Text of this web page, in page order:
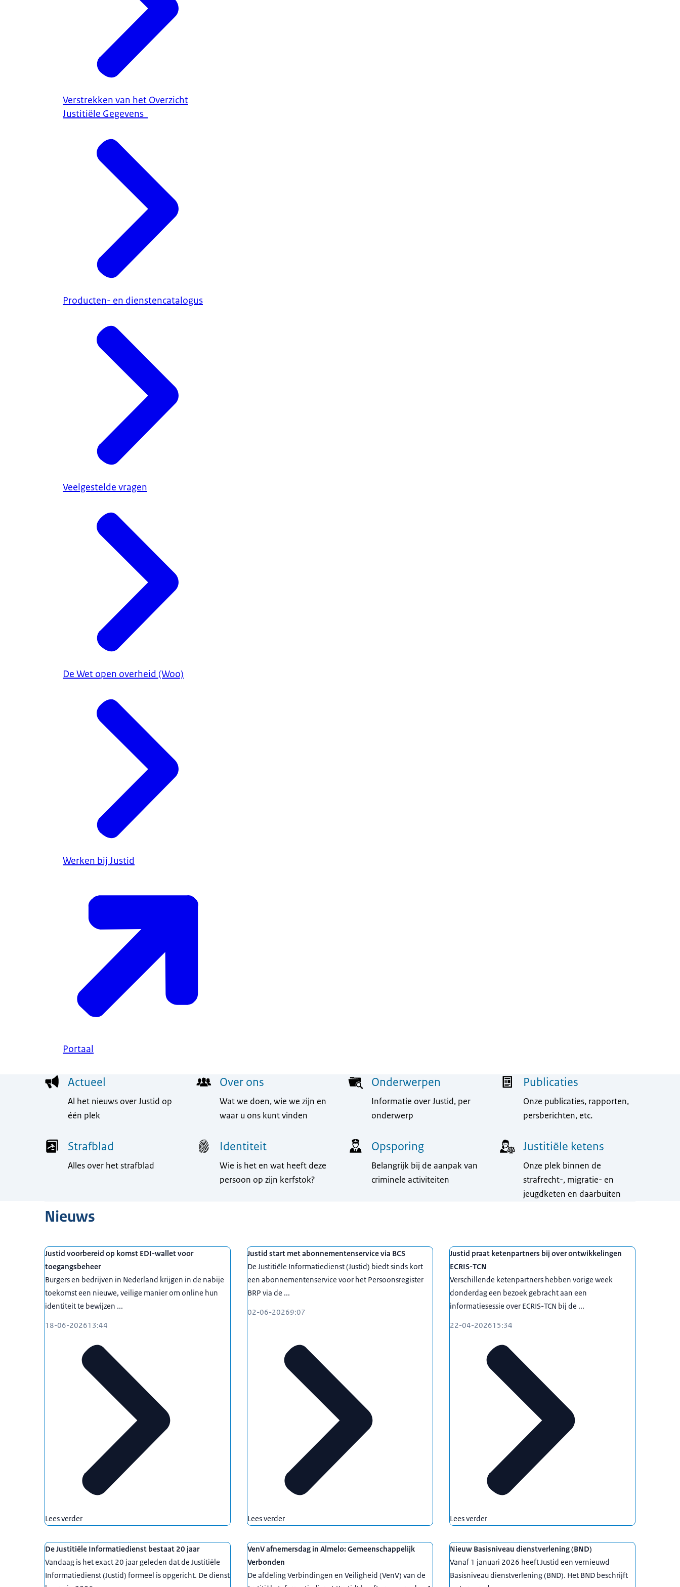
Verstrekken van het Overzicht
Justitiële Gegevens
Producten- en dienstencatalogus
Veelgestelde vragen
De Wet open overheid (Woo)
Werken bij Justid
Portaal
Actueel
Al het nieuws over Justid op
één plek
Over ons
Wat we doen, wie we zijn en
waar u ons kunt vinden
Onderwerpen
Informatie over Justid, per
onderwerp
Publicaties
Onze publicaties, rapporten,
persberichten, etc.
Strafblad
Alles over het strafblad
Identiteit
Wie is het en wat heeft deze
persoon op zijn kerfstok?
Opsporing
Belangrijk bij de aanpak van
criminele activiteiten
Justitiële ketens
Onze plek binnen de
strafrecht-, migratie- en
jeugdketen en daarbuiten
Nieuws
Justid voorbereid op komst EDI-wallet voor
toegangsbeheer
Burgers en bedrijven in Nederland krijgen in de nabije
toekomst een nieuwe, veilige manier om online hun
identiteit te bewijzen ...
18-06-202613:44
Lees verder
Justid start met abonnementenservice via BCS
De Justitiële Informatiedienst (Justid) biedt sinds kort
een abonnementenservice voor het Persoonsregister
BRP via de ...
02-06-20269:07
Lees verder
Justid praat ketenpartners bij over ontwikkelingen
ECRIS-TCN
Verschillende ketenpartners hebben vorige week
donderdag een bezoek gebracht aan een
informatiesessie over ECRIS-TCN bij de ...
22-04-202615:34
Lees verder
De Justitiële Informatiedienst bestaat 20 jaar
Vandaag is het exact 20 jaar geleden dat de Justitiële
Informatiedienst (Justid) formeel is opgericht. De dienst
VenV afnemersdag in Almelo: Gemeenschappelijk
Verbonden
De afdeling Verbindingen en Veiligheid (VenV) van de
Nieuw Basisniveau dienstverlening (BND)
Vanaf 1 januari 2026 heeft Justid een vernieuwd
Basisniveau dienstverlening (BND). Het BND beschrijft